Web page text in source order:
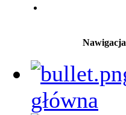
Nawigacja
główna